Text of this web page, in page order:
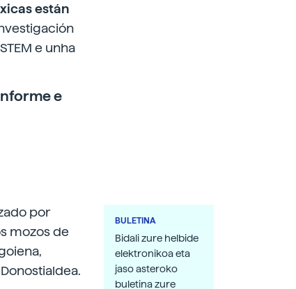
están
e unha
e
por
mozos de
BULETINA
Bidali zure helbide
elektronikoa eta
jaso asteroko
buletina zure